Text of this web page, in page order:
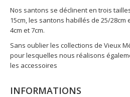
Nos santons se déclinent en trois
15cm, les santons habillés de 25/
4cm et 7cm.
Sans oublier les collections de Vieux
pour lesquelles nous réalisons
les accessoires
INFORMATIONS